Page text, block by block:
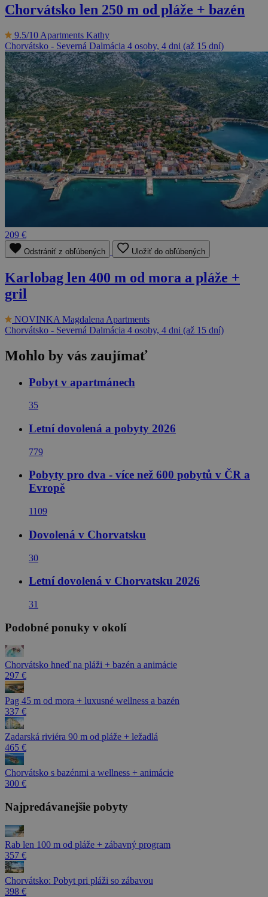
Chorvátsko len 250 m od pláže + bazén
9.5/10 Apartments Kathy
Chorvátsko - Severná Dalmácia 4 osoby, 4 dni (až 15 dní)
209 €
Odstrániť z obľúbených Uložiť do obľúbených
Karlobag len 400 m od mora a pláže +
gril
NOVINKA Magdalena Apartments
Chorvátsko - Severná Dalmácia 4 osoby, 4 dni (až 15 dní)
Mohlo by vás zaujímať
Pobyt v apartmánech
35
Letní dovolená a pobyty 2026
779
Pobyty pro dva - více než 600 pobytů v ČR a
Evropě
1109
Dovolená v Chorvatsku
30
Letní dovolená v Chorvatsku 2026
31
Podobné ponuky v okolí
Chorvátsko hneď na pláži + bazén a animácie
297 €
Pag 45 m od mora + luxusné wellness a bazén
337 €
Zadarská riviéra 90 m od pláže + ležadlá
465 €
Chorvátsko s bazénmi a wellness + animácie
300 €
Najpredávanejšie pobyty
Rab len 100 m od pláže + zábavný program
357 €
Chorvátsko: Pobyt pri pláži so zábavou
398 €